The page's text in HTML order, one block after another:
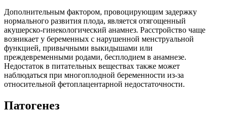
Дополнительным фактором, провоцирующим задержку
нормального развития плода, является отягощенный
акушерско-гинекологический анамнез. Расстройство чаще
возникает у беременных с нарушенной менструальной
функцией, привычными выкидышами или
преждевременными родами, бесплодием в анамнезе.
Недостаток в питательных веществах также может
наблюдаться при многоплодной беременности из-за
относительной фетоплацентарной недостаточности.
Патогенез